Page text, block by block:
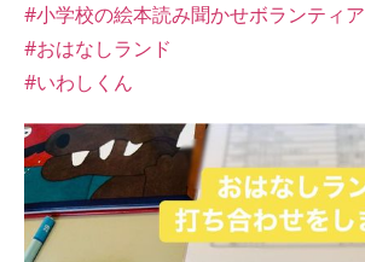
#小学校の絵本読み聞かせボランティア
#おはなしランド
#いわしくん